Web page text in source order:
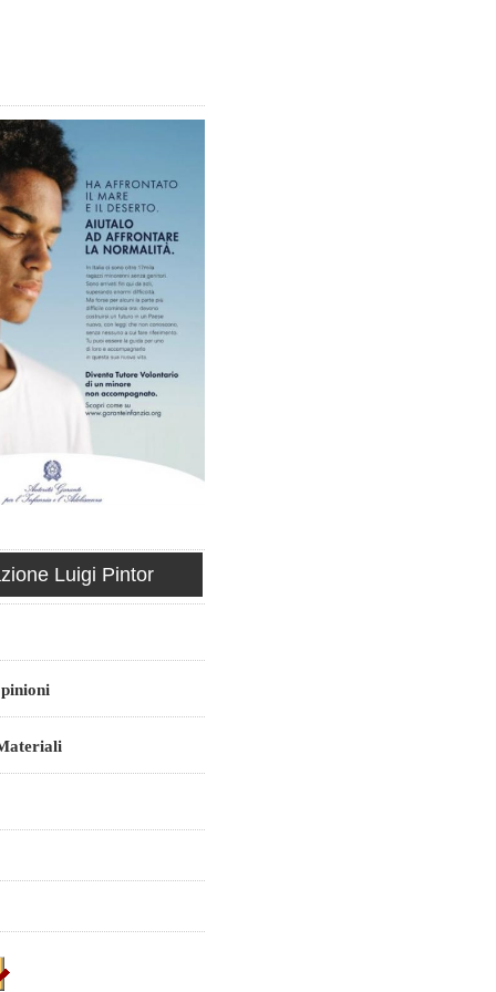
Luigi Pintor